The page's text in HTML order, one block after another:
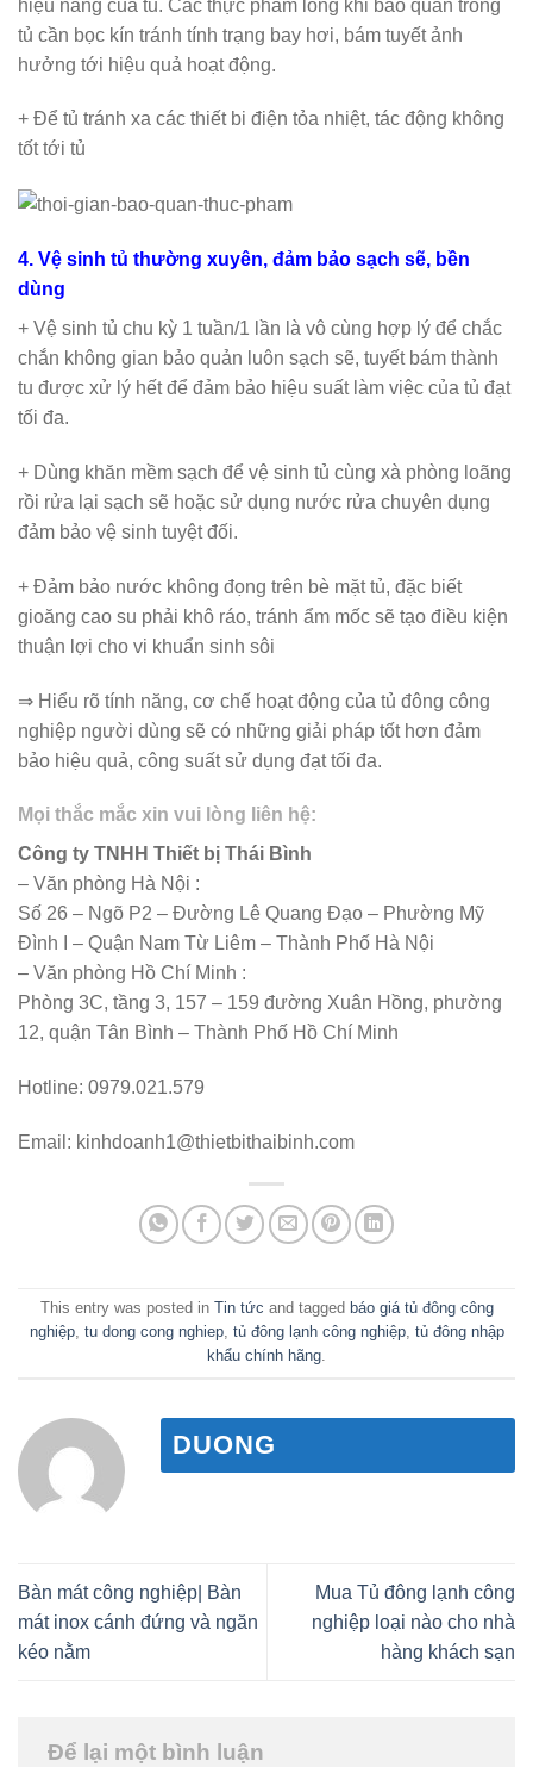
hiệu năng của tủ. Các thực phẩm lỏng khi bảo quản trong
tủ cần bọc kín tránh tính trạng bay hơi, bám tuyết ảnh
hưởng tới hiệu quả hoạt động.
+ Để tủ tránh xa các thiết bi điện tỏa nhiệt, tác động không
tốt tới tủ
4. Vệ sinh tủ thường xuyên, đảm bảo sạch sẽ, bền
dùng
+ Vệ sinh tủ chu kỳ 1 tuần/1 lần là vô cùng hợp lý để chắc
chắn không gian bảo quản luôn sạch sẽ, tuyết bám thành
tu được xử lý hết để đảm bảo hiệu suất làm việc của tủ đạt
tối đa.
+ Dùng khăn mềm sạch để vệ sinh tủ cùng xà phòng loãng
rồi rửa lại sạch sẽ hoặc sử dụng nước rửa chuyên dụng
đảm bảo vệ sinh tuyệt đối.
+ Đảm bảo nước không đọng trên bè mặt tủ, đặc biết
gioăng cao su phải khô ráo, tránh ẩm mốc sẽ tạo điều kiện
thuận lợi cho vi khuẩn sinh sôi
⇒ Hiểu rõ tính năng, cơ chế hoạt động của tủ đông công
nghiệp người dùng sẽ có những giải pháp tốt hơn đảm
bảo hiệu quả, công suất sử dụng đạt tối đa.
Mọi thắc mắc xin vui lòng liên hệ:
Công ty TNHH Thiết bị Thái Bình
– Văn phòng Hà Nội :
Số 26 – Ngõ P2 – Đường Lê Quang Đạo – Phường Mỹ
Đình I – Quận Nam Từ Liêm – Thành Phố Hà Nội
– Văn phòng Hồ Chí Minh :
Phòng 3C, tầng 3, 157 – 159 đường Xuân Hồng, phường
12, quận Tân Bình – Thành Phố Hồ Chí Minh
Hotline: 0979.021.579
Email: kinhdoanh1@thietbithaibinh.com
This entry was posted in Tin tức and tagged báo giá tủ đông công
nghiệp, tu dong cong nghiep, tủ đông lạnh công nghiệp, tủ đông nhập
khẩu chính hãng.
DUONG
Bàn mát công nghiệp| Bàn
mát inox cánh đứng và ngăn
kéo nằm
Mua Tủ đông lạnh công
nghiệp loại nào cho nhà
hàng khách sạn
Để lại một bình luận